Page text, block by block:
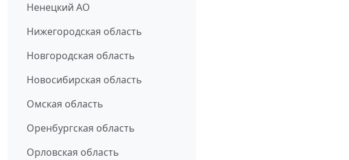
Ненецкий АО
Нижегородская область
Новгородская область
Новосибирская область
Омская область
Оренбургская область
Орловская область